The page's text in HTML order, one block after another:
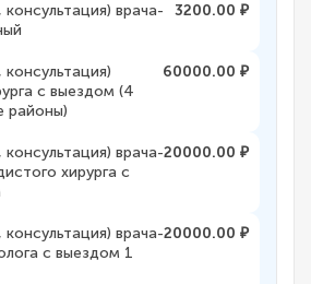
врача-
3200.00 ₽
с выездом (4
районы)
60000.00 ₽
врача-
хирурга с
20000.00 ₽
врача-
с выездом 1
20000.00 ₽